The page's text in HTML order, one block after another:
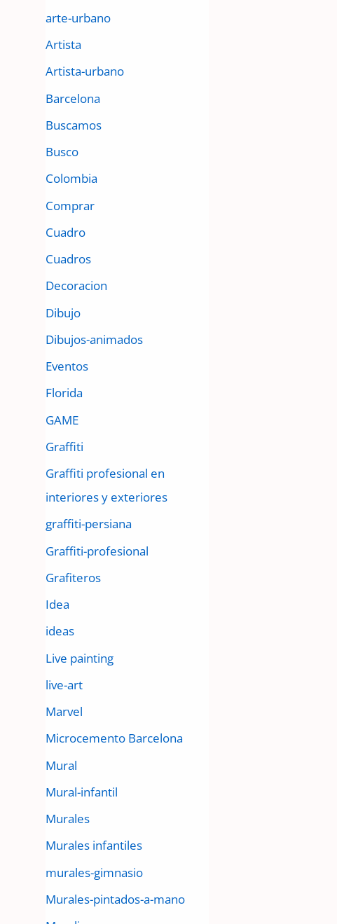
arte-urbano
Artista
Artista-urbano
Barcelona
Buscamos
Busco
Colombia
Comprar
Cuadro
Cuadros
Decoracion
Dibujo
Dibujos-animados
Eventos
Florida
GAME
Graffiti
Graffiti profesional en
interiores y exteriores
graffiti-persiana
Graffiti-profesional
Grafiteros
Idea
ideas
Live painting
live-art
Marvel
Microcemento Barcelona
Mural
Mural-infantil
Murales
Murales infantiles
murales-gimnasio
Murales-pintados-a-mano